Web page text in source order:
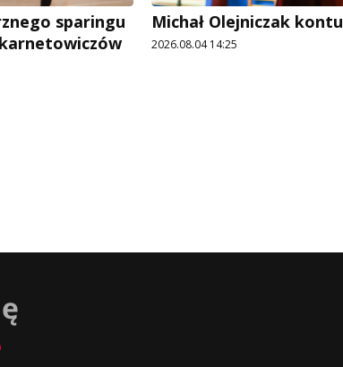
sparingu
Michał Olejniczak
2026.08.04 14:25